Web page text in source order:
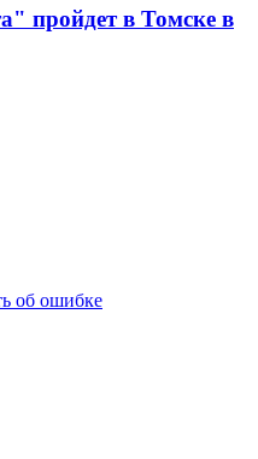
пройдет в Томске в
об ошибке